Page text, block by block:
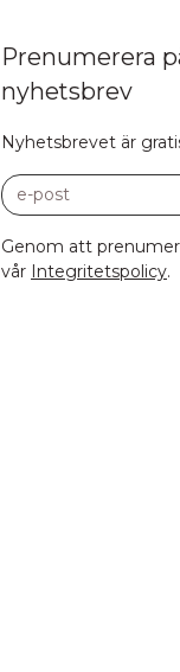
Prenumerera
nyhetsbrev
Nyhetsbrevet är
e-post
Genom att
vår Integritetspolicy.